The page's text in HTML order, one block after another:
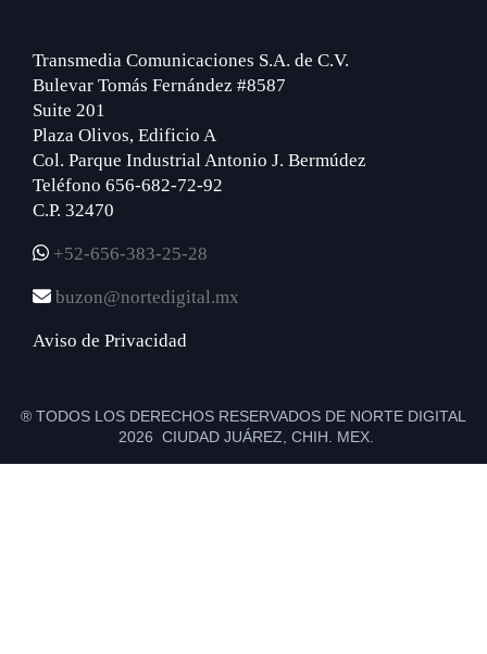
Transmedia Comunicaciones S.A. de C.V.
Bulevar Tomás Fernández #8587
Suite 201
Plaza Olivos, Edificio A
Col. Parque Industrial Antonio J. Bermúdez
Teléfono 656-682-72-92
C.P. 32470
+52-656-383-25-28
buzon@nortedigital.mx
Aviso de Privacidad
® TODOS LOS DERECHOS RESERVADOS DE NORTE DIGITAL
2026 CIUDAD JUÁREZ, CHIH. MEX.